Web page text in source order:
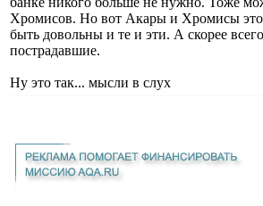
Хромисов. Но вот Акары и Хромисы это
быть довольны и те и эти. А скорее
пострадавшие.
Ну это так... мысли в слух